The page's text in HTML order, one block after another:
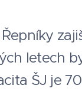
letech
ŠJ je